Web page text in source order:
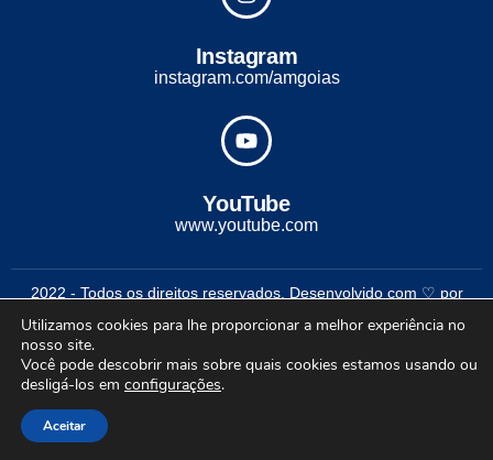
Instagram
instagram.com/amgoias
YouTube
www.youtube.com
2022 - Todos os direitos reservados. Desenvolvido com ♡ por
Conexão Soluções Corporativas
Utilizamos cookies para lhe proporcionar a melhor experiência no
nosso site.
Você pode descobrir mais sobre quais cookies estamos usando ou
desligá-los em configurações.
Aceitar